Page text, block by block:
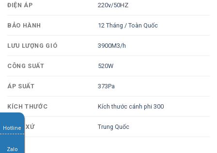
ĐIỆN ÁP 220v/50HZ
BẢO HÀNH 12 Tháng / Toàn Quốc
LƯU LƯỢNG GIÓ 3900M3/h
CÔNG SUẤT 520W
ÁP SUẤT 373Pa
KÍCH THƯỚC Kích thước cánh phi 300
XUẤT XỨ Trung Quốc
Hotline
Zalo